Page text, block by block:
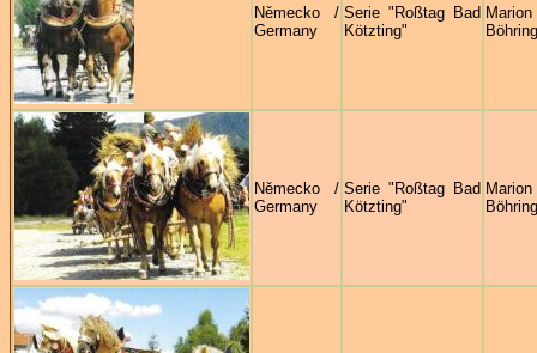
Německo /
Germany
Serie "Roßtag Bad
Kötzting"
Marion
Německo /
Germany
Serie "Roßtag Bad
Kötzting"
Marion